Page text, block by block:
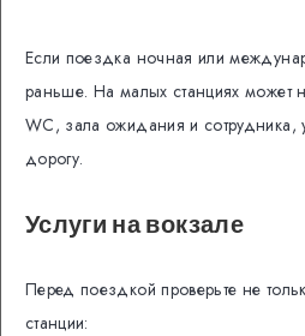
Если поездка ночная или
раньше. На малых станциях может
WC, зала ожидания и сотрудника,
дорогу.
Услуги на вокзале
Перед поездкой проверьте не
станции: